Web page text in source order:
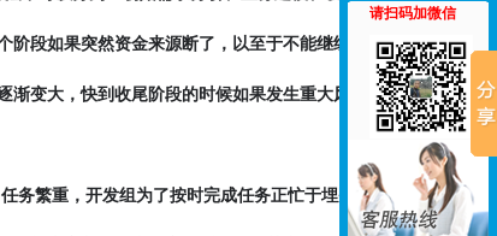
阶段如果突然资金来源断了，以至于不能继续进行而不
渐变大，快到收尾阶段的时候如果发生重大风险将产生
务繁重，开发组为了按时完成任务正忙于埋头赶工，或
请扫码加微信